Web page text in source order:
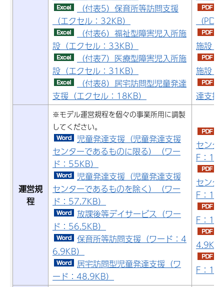
（付表5）保育所等訪問支援
（エクセル：32KB）
（付表6）福祉型障害児入所施
設（エクセル：33KB）
（付表7）医療型障害児入所施
設（エクセル：31KB）
（付表8）居宅訪問型児童発達
支援（エクセル：18KB）
（
施設（
施設（
達支援
運営規
程
※モデル運営規程を個々の事業所用に調製
してください。
児童発達支援（児童発達支援
センターであるものに限る）（ワー
ド：55KB）
児童発達支援（児童発達支援
センターであるものを除く）（ワー
ド：57.7KB）
放課後等デイサービス（ワー
ド：56.5KB）
保育所等訪問支援（ワード：4
6.9KB）
居宅訪問型児童発達支援（ワ
ード：48.9KB）
センタ
F：
センタ
F：
F：
4.9KB
F：